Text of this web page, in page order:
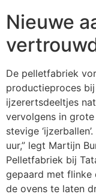
Nieuwe
De pelletfabriek
productieproces
ijzerertsdeeltjes
vervolgens in
stevige
uur,” legt Martijn
Pelletfabriek bij
gepaard met flinke
de ovens te laten